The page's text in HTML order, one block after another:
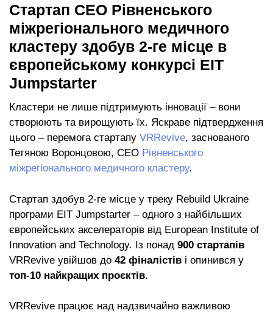
Стартап CEO Рівненського
міжрегіонального медичного
кластеру здобув 2-ге місце в
європейському конкурсі EIT
Jumpstarter
Кластери не лише підтримують інновації – вони
створюють та вирощують їх. Яскраве підтвердження
цього – перемога стартапу VRRevive, заснованого
Тетяною Воронцовою, CEO Рівненського
міжрегіонального медичного кластеру.
Стартап здобув 2-ге місце у треку Rebuild Ukraine
програми EIT Jumpstarter – одного з найбільших
європейських акселераторів від European Institute of
Innovation and Technology. Із понад 900 стартапів
VRRevive увійшов до 42 фіналістів і опинився у
топ-10 найкращих проєктів.
VRRevive працює над надзвичайно важливою